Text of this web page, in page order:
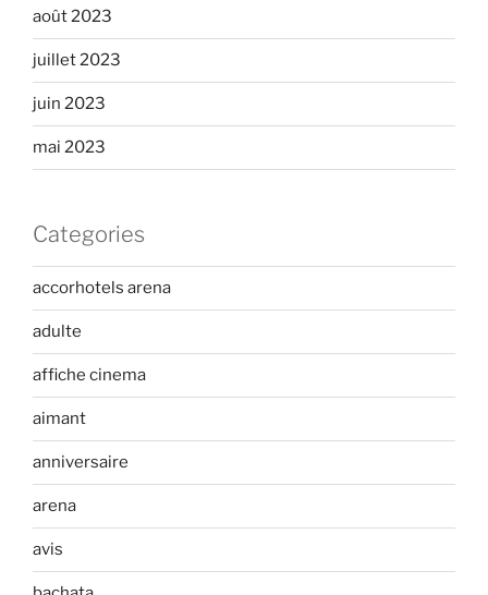
août 2023
juillet 2023
juin 2023
mai 2023
Categories
accorhotels arena
adulte
affiche cinema
aimant
anniversaire
arena
avis